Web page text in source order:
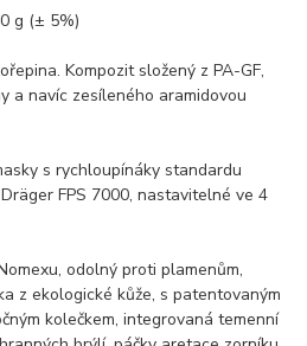
g (± 5%)
Kompozit složený z PA-GF,
a navíc zesíleného aramidovou
s rychloupínáky standardu
FPS 7000, nastavitelné ve 4
odolný proti plamenům,
z ekologické kůže, s patentovaným
kolečkem, integrovaná temenní